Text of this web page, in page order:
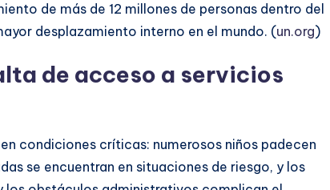
de más de 12 millones de personas dentro del
desplazamiento interno en el mundo. (un.org)
de acceso a servicios
condiciones críticas: numerosos niños padecen
se encuentran en situaciones de riesgo, y los